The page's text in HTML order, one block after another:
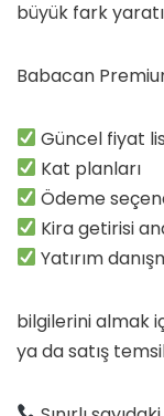
büyük fark
Babacan
Güncel fiyat
Kat planları
Ödeme
Kira getirisi
Yatırım
bilgilerini almak
ya da satış